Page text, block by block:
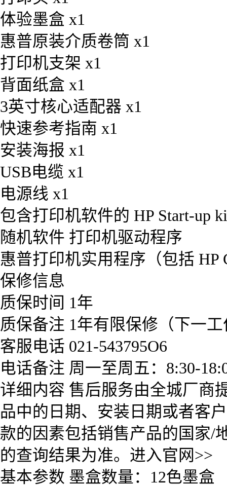
体验墨盒 x1
惠普原装介质卷筒 x1
打印机支架 x1
背面纸盒 x1
3英寸核心适配器 x1
快速参考指南 x1
安装海报 x1
USB电缆 x1
电源线 x1
包含打印机软件的 HP Start-up
随机软件 打印机驱动程序
惠普打印机实用程序（包括 HP
保修信息
质保时间 1年
质保备注 1年有限保修（下一
客服电话 021-543795O6
电话备注 周一至周五：8:30-
详细内容 售后服务由全城厂商
品中的日期、安装日期或者客
款的因素包括销售产品的国家/
的查询结果为准。进入官网>>
基本参数 墨盒数量：12色墨盒